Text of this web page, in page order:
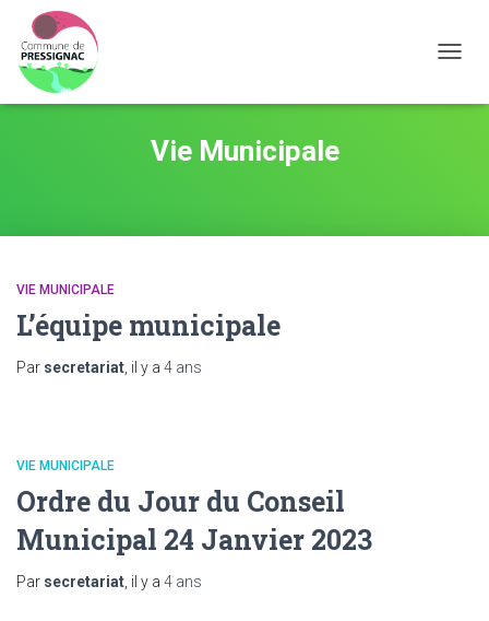
Vie Municipale
VIE MUNICIPALE
L’équipe municipale
Par secretariat , il y a 4 ans
VIE MUNICIPALE
Ordre du Jour du Conseil
Municipal 24 Janvier 2023
Par secretariat , il y a 4 ans